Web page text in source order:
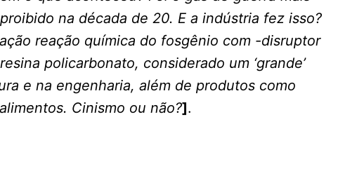
na década de 20. E a indústria fez isso?
reação química do fosgênio com -disruptor
policarbonato, considerado um ‘grande’
e na engenharia, além de produtos como
Cinismo ou não?].